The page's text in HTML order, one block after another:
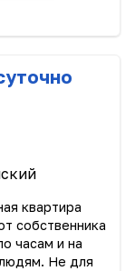
квартира
собственника
часам и на
Не для